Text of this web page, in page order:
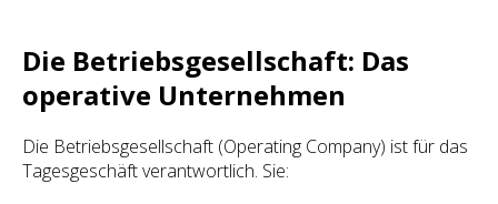
Die Betriebsgesellschaft: Das
operative Unternehmen
Die Betriebsgesellschaft (Operating Company) ist für das
Tagesgeschäft verantwortlich. Sie: